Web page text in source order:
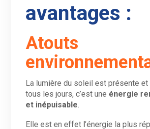
avantages :
Atouts
La lumière du soleil est présente
tous les jours, c’est une énergie
et inépuisable.
Elle est en effet l’énergie la plus